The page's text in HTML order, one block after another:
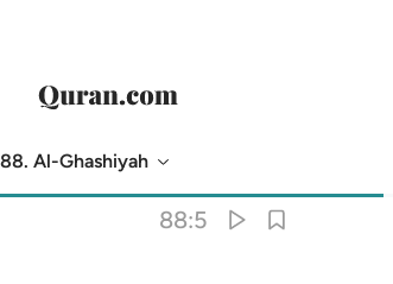
88. Al-GhashiyahTranslation
88:5